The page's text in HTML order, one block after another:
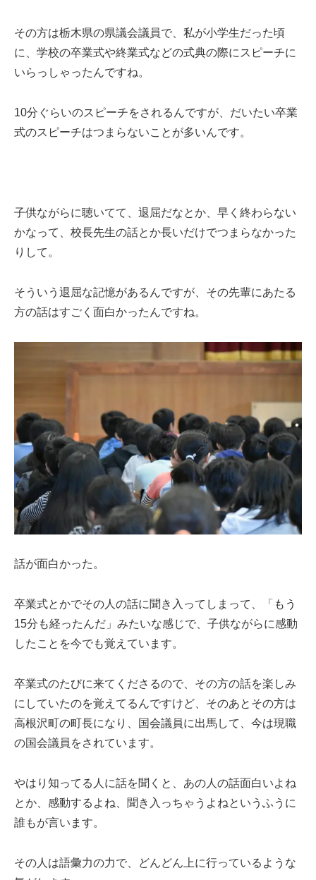
その方は栃木県の県議会議員で、私が小学生だった頃
に、学校の卒業式や終業式などの式典の際にスピーチに
いらっしゃったんですね。
10分ぐらいのスピーチをされるんですが、だいたい卒業
式のスピーチはつまらないことが多いんです。
子供ながらに聴いてて、退屈だなとか、早く終わらない
かなって、校長先生の話とか長いだけでつまらなかった
りして。
そういう退屈な記憶があるんですが、その先輩にあたる
方の話はすごく面白かったんですね。
話が面白かった。
卒業式とかでその人の話に聞き入ってしまって、「もう
15分も経ったんだ」みたいな感じで、子供ながらに感動
したことを今でも覚えています。
卒業式のたびに来てくださるので、その方の話を楽しみ
にしていたのを覚えてるんですけど、そのあとその方は
高根沢町の町長になり、国会議員に出馬して、今は現職
の国会議員をされています。
やはり知ってる人に話を聞くと、あの人の話面白いよね
とか、感動するよね、聞き入っちゃうよねというふうに
誰もが言います。
その人は語彙力の力で、どんどん上に行っているような